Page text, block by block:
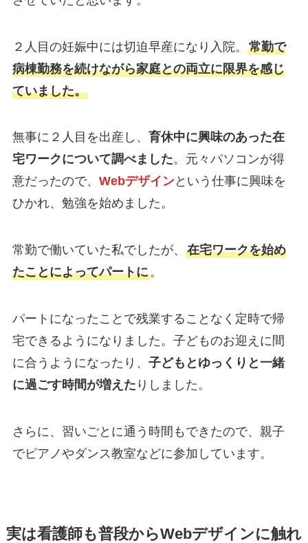
２人目の妊娠中には切迫早産になり入院。 常勤で
病棟勤務を続けながら家庭との両立に限界を感じ
ていました。
無事に２人目を出産し、 育休中に興味のあった在
宅ワークについて調べました。元々パソコンが得
意だったので、 Webデザインという仕事に興味を
ひかれ、勉強を始めました。
常勤で働いていた私でしたが、 在宅ワークを始め
たことによってパートに。
パートになったことで残業することなく定時で帰
宅できるようになりました。子どものお迎えに間
に合うようになったり、 子どもとゆっくりと一緒
に過ごす時間が増えた りしました。
さらに、習いごとに通う時間もできたので、親子
でピアノやダンス教室などに参加しています。
実は看護師も普段からWebデザインに触れ